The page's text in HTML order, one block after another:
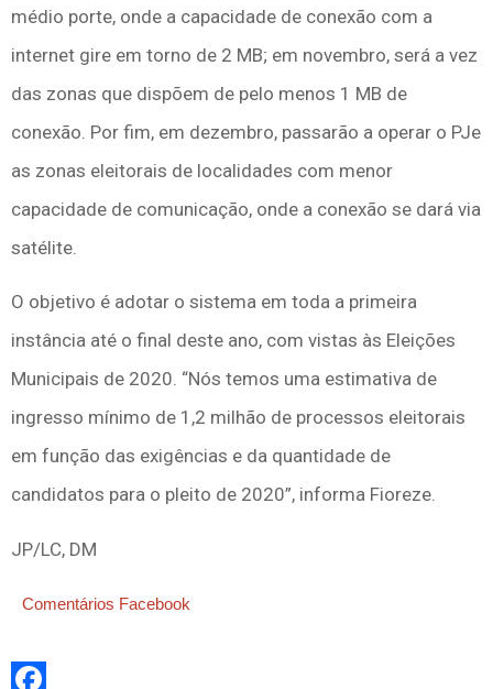
médio porte, onde a capacidade de conexão com a
internet gire em torno de 2 MB; em novembro, será a vez
das zonas que dispõem de pelo menos 1 MB de
conexão. Por fim, em dezembro, passarão a operar o PJe
as zonas eleitorais de localidades com menor
capacidade de comunicação, onde a conexão se dará via
satélite.
O objetivo é adotar o sistema em toda a primeira
instância até o final deste ano, com vistas às Eleições
Municipais de 2020. “Nós temos uma estimativa de
ingresso mínimo de 1,2 milhão de processos eleitorais
em função das exigências e da quantidade de
candidatos para o pleito de 2020”, informa Fioreze.
JP/LC, DM
Comentários Facebook